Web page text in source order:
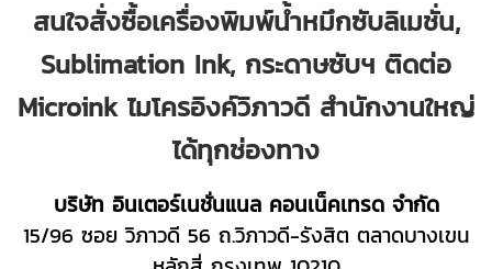
สนใจสั่งซื้อเครื่องพิมพ์น้ำหมึกซับลิเมชั่น,
Sublimation Ink, กระดาษซับฯ ติดต่อ
Microink ไมโครอิงค์วิภาวดี สำนักงานใหญ่
ได้ทุกช่องทาง
บริษัท อินเตอร์เนชั่นแนล คอนเน็คเทรด จำกัด
15/96 ซอย วิภาวดี 56 ถ.วิภาวดี-รังสิต ตลาดบางเขน